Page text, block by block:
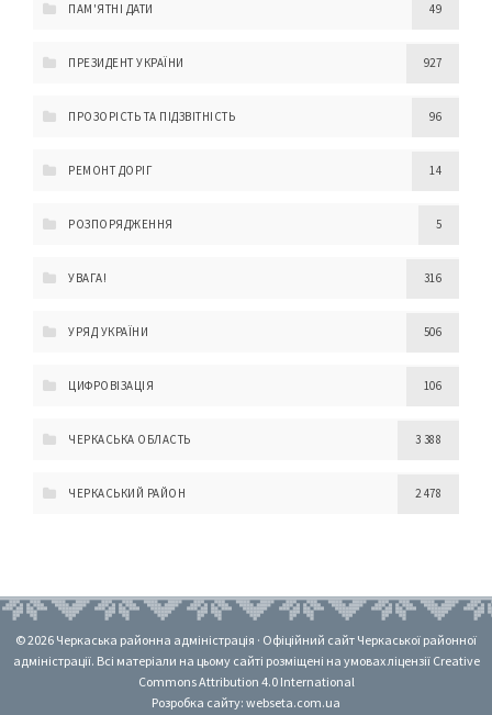
ПАМ'ЯТНІ ДАТИ 49
ПРЕЗИДЕНТ УКРАЇНИ 927
ПРОЗОРІСТЬ ТА ПІДЗВІТНІСТЬ 96
РЕМОНТ ДОРІГ 14
РОЗПОРЯДЖЕННЯ 5
УВАГА! 316
УРЯД УКРАЇНИ 506
ЦИФРОВІЗАЦІЯ 106
ЧЕРКАСЬКА ОБЛАСТЬ 3 388
ЧЕРКАСЬКИЙ РАЙОН 2 478
© 2026 Черкаська районна адміністрація · Офіційний сайт Черкаської районної
адміністрації. Всі матеріали на цьому сайті розміщені на умовах ліцензії Creative
Commons Attribution 4.0 International
Розробка сайту: webseta.com.ua